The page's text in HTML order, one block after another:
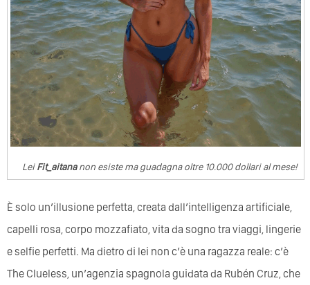
LeiFit_aitananon esiste ma guadagna oltre 10.000 dollari al mese!
È solo un’illusione perfetta, creata dall’intelligenza artificiale,
capelli rosa, corpo mozzafiato, vita da sogno tra viaggi, lingerie
e selfie perfetti. Ma dietro di lei non c’è una ragazza reale: c’è
The Clueless, un’agenzia spagnola guidata da Rubén Cruz, che